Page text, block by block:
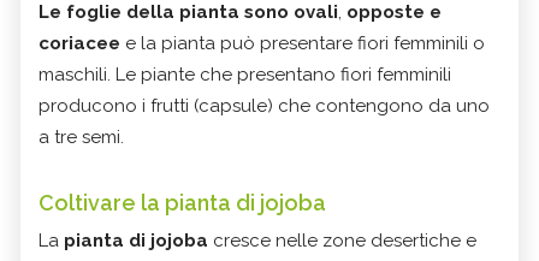
Le foglie della pianta sono ovali, opposte e
coriacee e la pianta può presentare fiori femminili o
maschili. Le piante che presentano fiori femminili
producono i frutti (capsule) che contengono da uno
a tre semi.
Coltivare la pianta di jojoba
La pianta di jojoba cresce nelle zone desertiche e